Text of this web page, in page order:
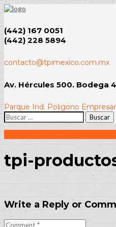
(442) 167 0051
(442) 228 5894
contacto@tpimexico.com.mx
Av. Hércules 500. Bodega
Parque Ind. Poligono
Buscar:
tpi-
Write a Reply or